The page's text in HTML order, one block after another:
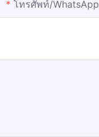
โทรศัพท์/WhatsApp